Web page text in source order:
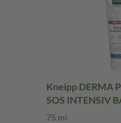
Kneipp DERMA
SOS INTENSIV
75 ml